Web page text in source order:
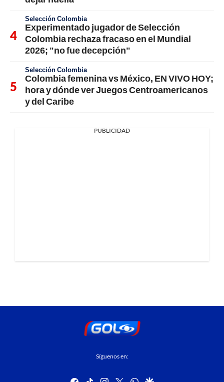
Selección Colombia
Experimentado jugador de Selección
Colombia rechaza fracaso en el Mundial
2026; "no fue decepción"
Selección Colombia
Colombia femenina vs México, EN VIVO HOY;
hora y dónde ver Juegos Centroamericanos
y del Caribe
PUBLICIDAD
Síguenos en:
facebook
tiktok instagram
twitterwhatsapp
google